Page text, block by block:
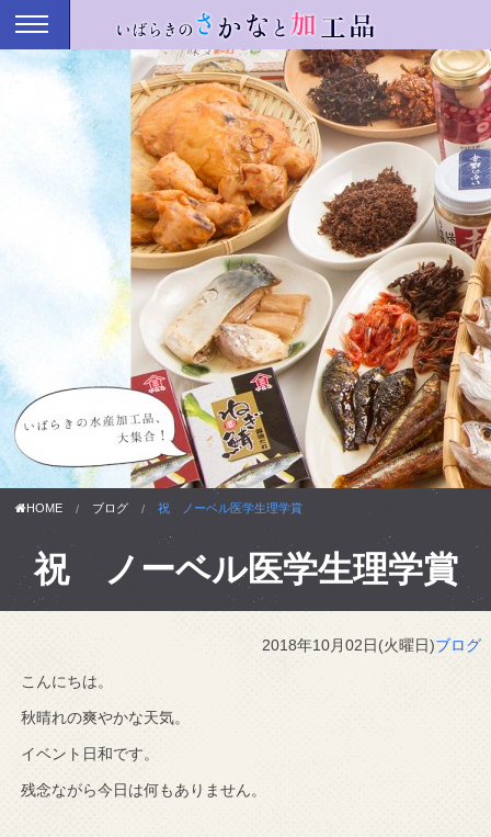
HOME ブログ 祝 ノーベル医学生理学賞
祝 ノーベル医学生理学賞
2018年10月02日(火曜日)ブログ
こんにちは。
秋晴れの爽やかな天気。
イベント日和です。
残念ながら今日は何もありません。